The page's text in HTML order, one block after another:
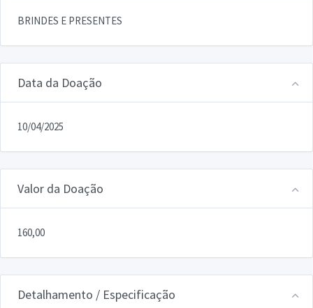
BRINDES E PRESENTES
Data da Doação
10/04/2025
Valor da Doação
160,00
Detalhamento / Especificação